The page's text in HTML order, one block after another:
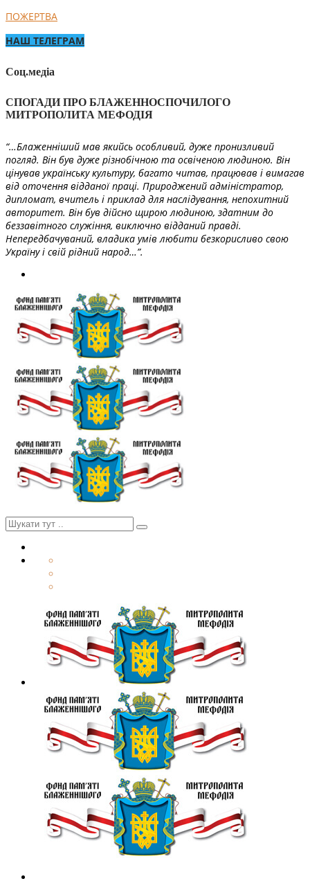
ПОЖЕРТВА
НАШ ТЕЛЕГРАМ
Соц.медіа
СПОГАДИ ПРО БЛАЖЕННОСПОЧИЛОГО
МИТРОПОЛИТА МЕФОДІЯ
“…Блаженніший мав якийсь особливий, дуже пронизливий
погляд. Він був дуже різнобічною та освіченою людиною. Він
цінував українську культуру, багато читав, працював і вимагав
від оточення відданої праці. Природжений адміністратор,
дипломат, вчитель і приклад для наслідування, непохитний
авторитет. Він був дійсно щирою людиною, здатним до
беззавітного служіння, виключно відданий правді.
Непередбачуваний, владика умів любити безкорисливо свою
Україну і свій рідний народ…”.